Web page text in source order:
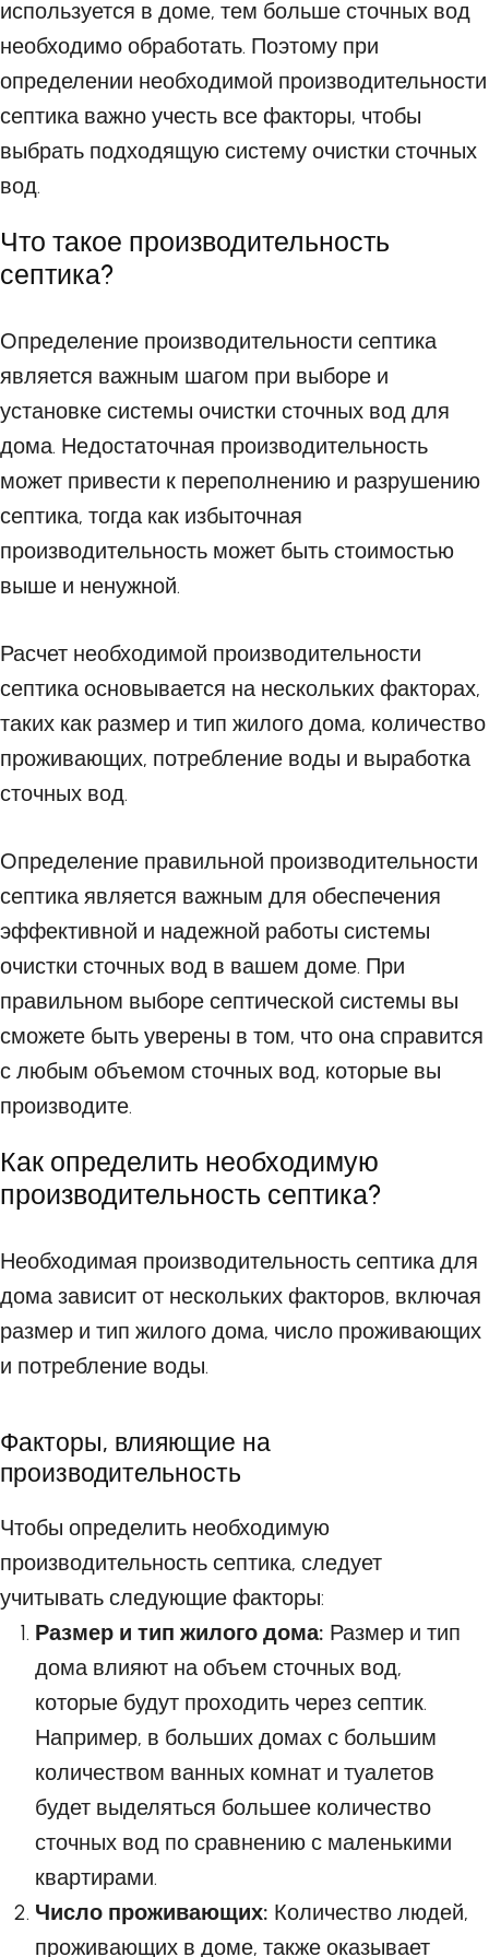
используется в доме, тем больше сточных вод
необходимо обработать. Поэтому при
определении необходимой производительности
септика важно учесть все факторы, чтобы
выбрать подходящую систему очистки сточных
вод.
Что такое производительность
септика?
Определение производительности септика
является важным шагом при выборе и
установке системы очистки сточных вод для
дома. Недостаточная производительность
может привести к переполнению и разрушению
септика, тогда как избыточная
производительность может быть стоимостью
выше и ненужной.
Расчет необходимой производительности
септика основывается на нескольких факторах,
таких как размер и тип жилого дома, количество
проживающих, потребление воды и выработка
сточных вод.
Определение правильной производительности
септика является важным для обеспечения
эффективной и надежной работы системы
очистки сточных вод в вашем доме. При
правильном выборе септической системы вы
сможете быть уверены в том, что она справится
с любым объемом сточных вод, которые вы
производите.
Как определить необходимую
производительность септика?
Необходимая производительность септика для
дома зависит от нескольких факторов, включая
размер и тип жилого дома, число проживающих
и потребление воды.
Факторы, влияющие на
производительность
Чтобы определить необходимую
производительность септика, следует
учитывать следующие факторы:
Размер и тип жилого дома: Размер и тип
дома влияют на объем сточных вод,
которые будут проходить через септик.
Например, в больших домах с большим
количеством ванных комнат и туалетов
будет выделяться большее количество
сточных вод по сравнению с маленькими
квартирами.
Число проживающих: Количество людей,
проживающих в доме, также оказывает